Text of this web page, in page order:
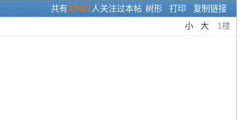
共有37427人关注过本帖 树形 打印 复制链接
小 大 1楼